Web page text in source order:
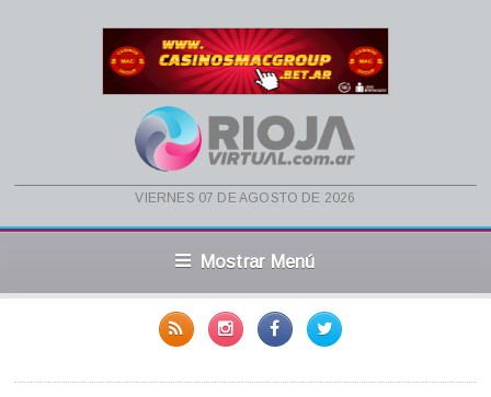
viernes 07 de agosto de 2026
Mostrar Menú